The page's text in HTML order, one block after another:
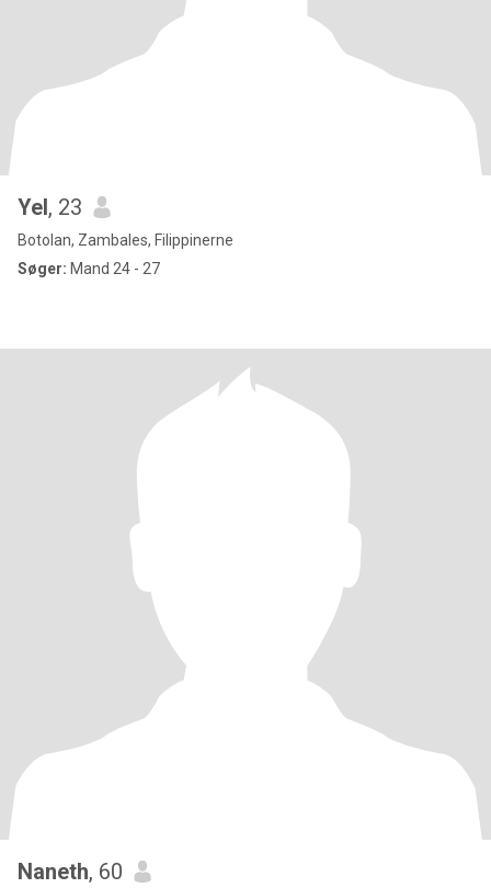
Yel, 23
Botolan, Zambales, Filippinerne
Søger: Mand 24 - 27
Naneth, 60